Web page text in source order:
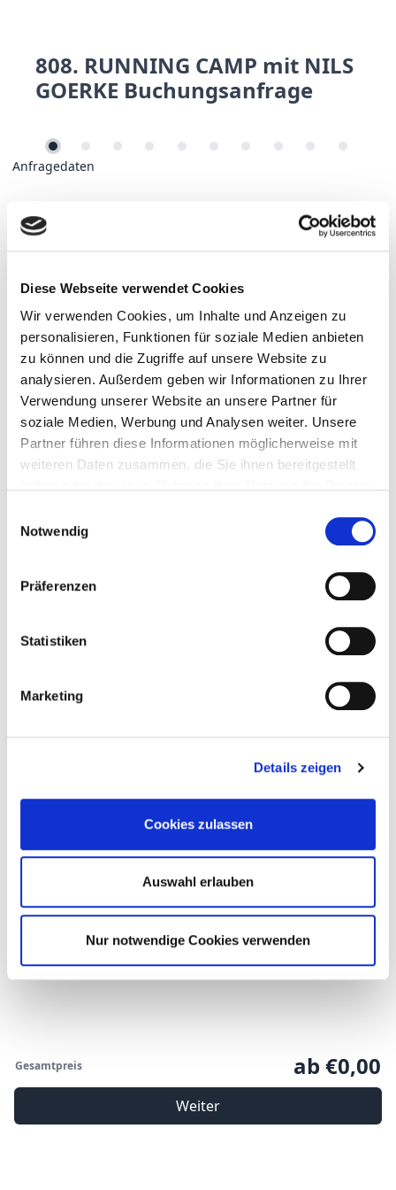
Diese Webseite verwendet Cookies
Wir verwenden Cookies, um Inhalte und Anzeigen zu
personalisieren, Funktionen für soziale Medien anbieten
zu können und die Zugriffe auf unsere Website zu
analysieren. Außerdem geben wir Informationen zu Ihrer
Verwendung unserer Website an unsere Partner für
soziale Medien, Werbung und Analysen weiter. Unsere
Partner führen diese Informationen möglicherweise mit
weiteren Daten zusammen, die Sie ihnen bereitgestellt
Notwendig
Präferenzen
Statistiken
Marketing
Details zeigen
Cookies zulassen
Auswahl erlauben
Nur notwendige Cookies verwenden
808. RUNNING CAMP mit NILS
GOERKE Buchungsanfrage
Anfragedaten
Anfragedaten
Unterkunft
Flug MietradTransferServicepaket
Versicherung
Kontaktdaten
Teilnehmer
Deine Anfragedaten
Wir freuen uns über dein Interesse an unserem
Laufcamp auf Fuerteventura mit Ex-Triathlonprofi Nils
Hier bekommst du alle Infos und kannst deine
Services easy zusammenstellen – ganz unverbindlich!
Fragen oder Wünsche? Am Ende ist ein Feld dafür.
Du möchtest lieber direkt mit uns sprechen?
Ruf uns einfach an (Mo–Fr, 10–16 Uhr) oder buch dir
hier einen Beratungstermin – ganz bequem und wann
es dir passt.
Anreise
Abreise
Zimmer 1
Kinder
Zimmer hinzufügen
Gesamtpreis ab €0,00